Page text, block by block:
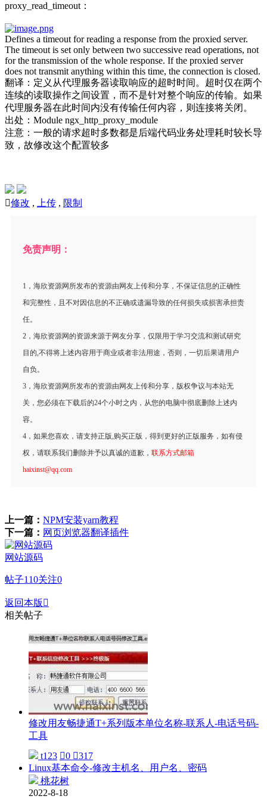
proxy_read_timeout：
Defines a timeout for reading a response from the proxied server.
The timeout is set only between two successive read operations, not
for the transmission of the whole response. If the proxied server
does not transmit anything within this time, the connection is closed.
翻译：定义从代理服务器读取响应的超时时间。超时仅在两个
连续的读取操作之间设置，而不是针对整个响应的传输。如果
代理服务器在此时间内没有传输任何内容，则连接将关闭。
出处：Module ngx_http_proxy_module
注意：一般的请求超时多数都是后端代码业务处理耗时较长导
致，故修改这个配置较多
修改 , 上传 , 限制
免责声明：
1，海欣资源网所发布的资源由网友上传和分享，不保证信息的正确性
和完整性，且不对因信息的不正确或遗漏导致的任何损失或损害承担责
任。
2，海欣资源网的资源来源于网友分享，仅限用于学习交流和测试研究
目的,不得将上述内容用于商业或者非法用途，否则，一切后果请用户
自负。
3，海欣资源网所发布的资源由网友上传和分享，版权争议与本站无
关，您必须在下载后的24个小时之内，从您的电脑中彻底删除上述内
容。
4，如果您喜欢，请支持正版,购买正版，得到更好的正版服务，如有侵
权，请联系我们删除并予以真诚的道歉， 联系方式邮箱
haixinst@qq.com
上一篇： NPM安装yarn教程
下一篇： 网页浏览器翻译插件
网站源码
帖子110关注0
返回本版 
相关帖子
修改用友畅捷通T+系列版本单位名称-联系人-电话号码-
工具
t123 0 317
Linux基本命令-修改主机名、用户名、密码
桃花树
2022-8-18